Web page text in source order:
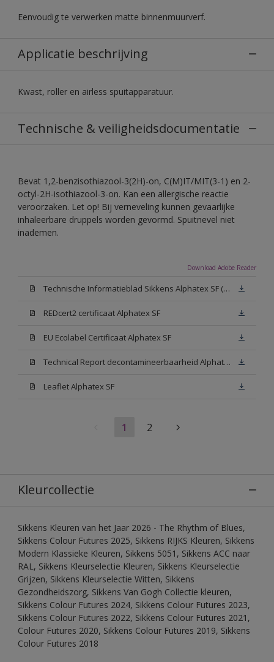
Eenvoudig te verwerken matte binnenmuurverf.
Applicatie beschrijving
Kwast, roller en airless spuitapparatuur.
Technische & veiligheidsdocumentatie
Bevat 1,2-benzisothiazool-3(2H)-on, C(M)IT/MIT(3-1) en 2-
octyl-2H-isothiazool-3-on. Kan een allergische reactie
veroorzaken. Let op! Bij verneveling kunnen gevaarlijke
inhaleerbare druppels worden gevormd. Spuitnevel niet
inademen.
Download Adobe Reader
Technische Informatieblad Sikkens Alphatex SF (PDF)
REDcert2 certificaat Alphatex SF
EU Ecolabel Certificaat Alphatex SF
Technical Report decontamineerbaarheid Alphatex SF
Leaflet Alphatex SF
1 2
Kleurcollectie
Sikkens Kleuren van het Jaar 2026 - The Rhythm of Blues,
Sikkens Colour Futures 2025, Sikkens RIJKS Kleuren, Sikkens
Modern Klassieke Kleuren, Sikkens 5051, Sikkens ACC naar
RAL, Sikkens Kleurselectie Kleuren, Sikkens Kleurselectie
Grijzen, Sikkens Kleurselectie Witten, Sikkens
Gezondheidszorg, Sikkens Van Gogh Collectie kleuren,
Sikkens Colour Futures 2024, Sikkens Colour Futures 2023,
Sikkens Colour Futures 2022, Sikkens Colour Futures 2021,
Colour Futures 2020, Sikkens Colour Futures 2019, Sikkens
Colour Futures 2018